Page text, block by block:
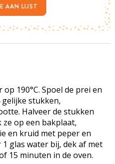
190°C. Spoel de prei en
gelijke stukken,
Halveer de stukken
ze op een bakplaat,
en kruid met peper en
glas water bij, dek af met
15 minuten in de oven.
AAN LIJST